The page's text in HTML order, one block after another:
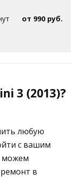
от 990 руб.
3 (2013)?
любую
с вашим
можем
в